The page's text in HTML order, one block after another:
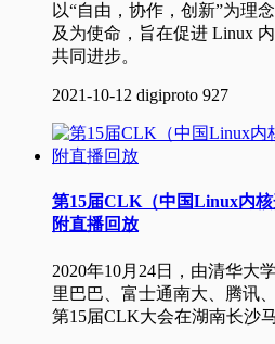
以“自由，协作，创新”为理
及为使命，旨在促进 Linux
共同进步。
2021-10-12 digiproto 927
第15届CLK（中国Linux内
附直播回放
2020年10月24日，由清华大
里巴巴、富士通南大、腾讯
第15届CLK大会在湖南长沙